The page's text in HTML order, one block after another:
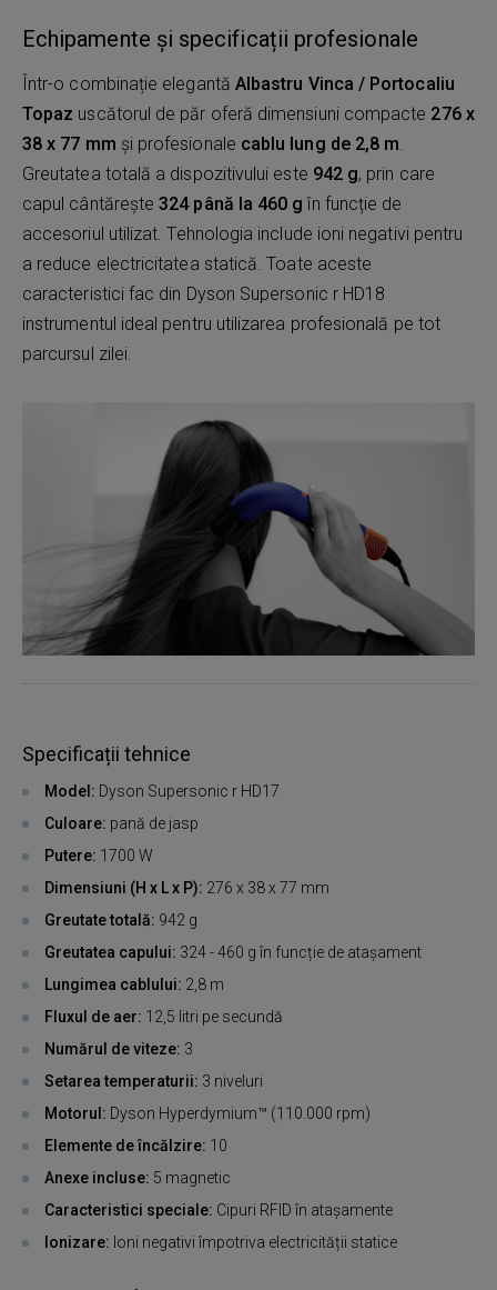
Echipamente și specificații profesionale
Într-o combinație elegantă Albastru Vinca / Portocaliu
Topaz uscătorul de păr oferă dimensiuni compacte 276 x
38 x 77 mm și profesionale cablu lung de 2,8 m
Greutatea totală a dispozitivului este 942 g, prin care
capul cântărește324 până la 460 g în funcție de
accesoriul utilizat. Tehnologia include ioni negativi pentru
a reduce electricitatea statică. Toate aceste
caracteristici fac din Dyson Supersonic r HD18
instrumentul ideal pentru utilizarea profesională pe tot
parcursul zilei.
Specificații tehnice
Model: Dyson Supersonic r HD17
Culoare: pană de jasp
Putere: 1700 W
Dimensiuni (H x L x P): 276 x 38 x 77 mm
Greutate totală: 942 g
Greutatea capului: 324 - 460 g în funcție de atașament
Lungimea cablului: 2,8 m
Fluxul de aer: 12,5 litri pe secundă
Numărul de viteze: 3
Setarea temperaturii: 3 niveluri
Motorul: Dyson Hyperdymium™ (110.000 rpm)
Elemente de încălzire: 10
Anexe incluse: 5 magnetic
Caracteristici speciale: Cipuri RFID în atașamente
Ionizare: Ioni negativi împotriva electricității statice